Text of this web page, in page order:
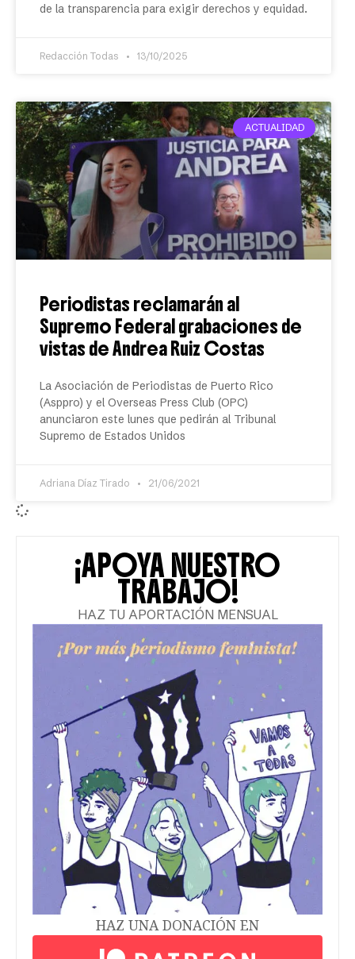
de la transparencia para exigir derechos y equidad.
Redacción Todas 13/10/2025
ACTUALIDAD
Periodistas reclamarán al
Supremo Federal grabaciones de
vistas de Andrea Ruiz Costas
La Asociación de Periodistas de Puerto Rico
(Asppro) y el Overseas Press Club (OPC)
anunciaron este lunes que pedirán al Tribunal
Supremo de Estados Unidos
Adriana Díaz Tirado 21/06/2021
¡APOYA NUESTRO
TRABAJO!
HAZ TU APORTACIÓN MENSUAL
HAZ UNA DONACIÓN EN